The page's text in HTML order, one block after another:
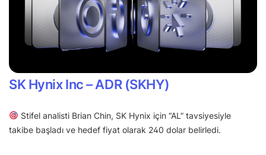
SK Hynix Inc – ADR (SKHY)
Stifel analisti Brian Chin, SK Hynix için “AL” tavsiyesiyle
takibe başladı ve hedef fiyat olarak 240 dolar belirledi.